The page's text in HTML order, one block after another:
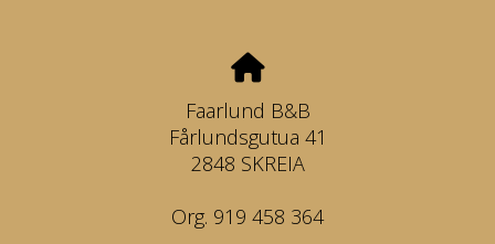
Faarlund B&B
Fårlundsgutua 41
2848 SKREIA
Org. 919 458 364